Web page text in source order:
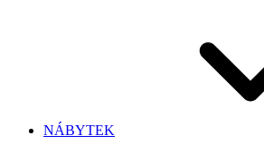
NÁBYTEK